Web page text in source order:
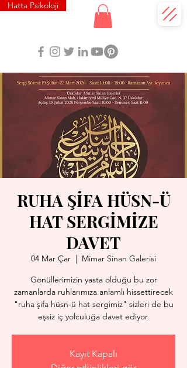
Hatta Psikoloji
RUHA ŞİFA HÜSN-Ü
HAT SERGİMİZE
DAVET
04 Mar Çar
  |
Mimar Sinan Galerisi
Gönüllerimizin yasta olduğu bu zor
zamanlarda ruhlarımıza anlamlı hissettirecek
"ruha şifa hüsn-ü hat sergimiz" sizleri de bu
eşsiz iç yolculuğa davet ediyor.
Kayıt Kapalı